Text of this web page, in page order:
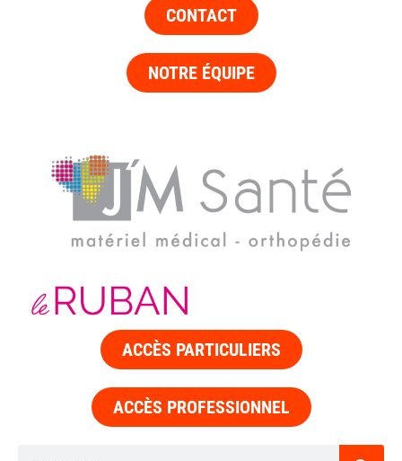
CONTACT
NOTRE ÉQUIPE
ACCÈS PARTICULIERS
ACCÈS PROFESSIONNEL